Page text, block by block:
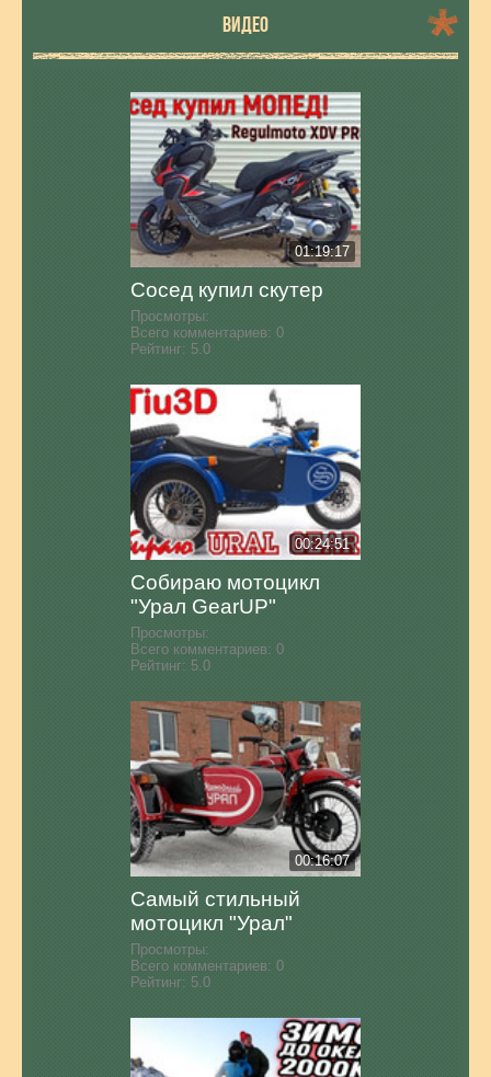
ВИДЕО
01:19:17
Сосед купил скутер
Просмотры:
Всего комментариев: 0
Рейтинг: 5.0
00:24:51
Собираю мотоцикл
"Урал GearUP"
Просмотры:
Всего комментариев: 0
Рейтинг: 5.0
00:16:07
Самый стильный
мотоцикл "Урал"
Просмотры:
Всего комментариев: 0
Рейтинг: 5.0